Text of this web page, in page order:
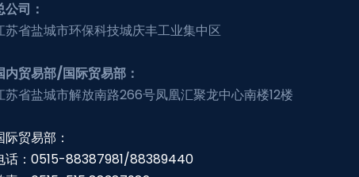
公司：
苏省盐城市环保科技城庆丰工业集中区
内贸易部/国际贸易部：
苏省盐城市解放南路266号凤凰汇聚龙中心南楼12楼
际贸易部：
话：0515-88387981/88389440